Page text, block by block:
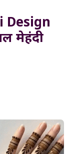
Design
मेहंदी